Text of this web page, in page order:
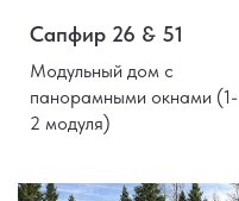
Сапфир 26 & 51
Модульный дом с
панорамными окнами (1-
2 модуля)